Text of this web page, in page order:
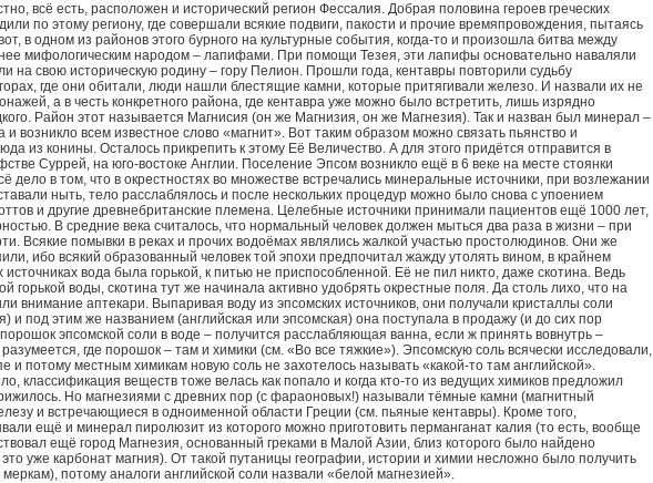
всё есть, расположен и исторический регион Фессалия. Добрая половина героев греческих
по этому региону, где совершали всякие подвиги, пакости и прочие времяпровождения, пытаясь
в одном из районов этого бурного на культурные события, когда-то и произошла битва между
мифологическим народом – лапифами. При помощи Тезея, эти лапифы основательно наваляли
на свою историческую родину – гору Пелион. Прошли года, кентавры повторили судьбу
где они обитали, люди нашли блестящие камни, которые притягивали железо. И назвали их не
а в честь конкретного района, где кентавра уже можно было встретить, лишь изрядно
Район этот называется Магнисия (он же Магнизия, он же Магнезия). Так и назван был минерал –
возникло всем известное слово «магнит». Вот таким образом можно связать пьянство и
из конины. Осталось прикрепить к этому Её Величество. А для этого придётся отправится в
Суррей, на юго-востоке Англии. Поселение Эпсом возникло ещё в 6 веке на месте стоянки
дело в том, что в окрестностях во множестве встречались минеральные источники, при возлежании
ныть, тело расслаблялось и после нескольких процедур можно было снова с упоением
и другие древнебританские племена. Целебные источники принимали пациентов ещё 1000 лет,
В средние века считалось, что нормальный человек должен мыться два раза в жизни – при
Всякие помывки в реках и прочих водоёмах являлись жалкой участью простолюдинов. Они же
ибо всякий образованный человек той эпохи предпочитал жажду утолять вином, в крайнем
источниках вода была горькой, к питью не приспособленной. Её не пил никто, даже скотина. Ведь
горькой воды, скотина тут же начинала активно удобрять окрестные поля. Да столь лихо, что на
внимание аптекари. Выпаривая воду из эпсомских источников, они получали кристаллы соли
и под этим же названием (английская или эпсомская) она поступала в продажу (и до сих пор
эпсомской соли в воде – получится расслабляющая ванна, если ж принять вовнутрь –
где порошок – там и химики (см. «Во все тяжкие»). Эпсомскую соль всячески исследовали,
и потому местным химикам новую соль не захотелось называть «какой-то там английской».
классификация веществ тоже велась как попало и когда кто-то из ведущих химиков предложил
Но магнезиями с древних пор (с фараоновых!) называли тёмные камни (магнитный
и встречающиеся в одноименной области Греции (см. пьяные кентавры). Кроме того,
ещё и минерал пиролюзит из которого можно приготовить перманганат калия (то есть, вообще
ещё город Магнезия, основанный греками в Малой Азии, близ которого было найдено
уже карбонат магния). От такой путаницы географии, истории и химии несложно было получить
потому аналоги английской соли назвали «белой магнезией».